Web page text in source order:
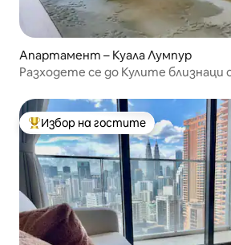
Апартамент – Куала Лумпур
Разходете се до Кулите близнаци
Най-популярен избор на гостите
Избор на гостите